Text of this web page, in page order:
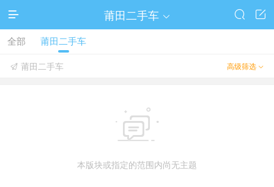
 莆田二手车  

全部 莆田二手车
高级筛选 
 莆田二手车

本版块或指定的范围内尚无主题